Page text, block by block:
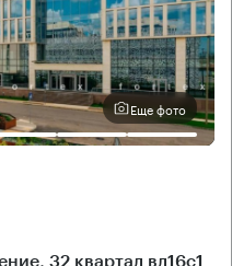
Еще фото
32 квартал вл16с1